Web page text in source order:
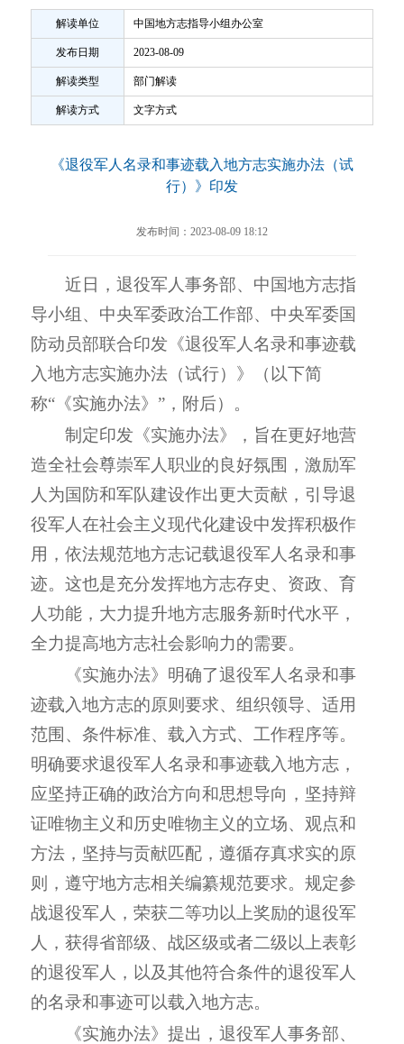
解读单位 中国地方志指导小组办公室
发布日期 2023-08-09
解读类型 部门解读
解读方式 文字方式
《退役军人名录和事迹载入地方志实施办法（试
行）》印发
发布时间：2023-08-09 18:12
近日，退役军人事务部、中国地方志指
导小组、中央军委政治工作部、中央军委国
防动员部联合印发《退役军人名录和事迹载
入地方志实施办法（试行）》（以下简
称“《实施办法》”，附后）。
制定印发《实施办法》，旨在更好地营
造全社会尊崇军人职业的良好氛围，激励军
人为国防和军队建设作出更大贡献，引导退
役军人在社会主义现代化建设中发挥积极作
用，依法规范地方志记载退役军人名录和事
迹。这也是充分发挥地方志存史、资政、育
人功能，大力提升地方志服务新时代水平，
全力提高地方志社会影响力的需要。
《实施办法》明确了退役军人名录和事
迹载入地方志的原则要求、组织领导、适用
范围、条件标准、载入方式、工作程序等。
明确要求退役军人名录和事迹载入地方志，
应坚持正确的政治方向和思想导向，坚持辩
证唯物主义和历史唯物主义的立场、观点和
方法，坚持与贡献匹配，遵循存真求实的原
则，遵守地方志相关编纂规范要求。规定参
战退役军人，荣获二等功以上奖励的退役军
人，获得省部级、战区级或者二级以上表彰
的退役军人，以及其他符合条件的退役军人
的名录和事迹可以载入地方志。
《实施办法》提出，退役军人事务部、